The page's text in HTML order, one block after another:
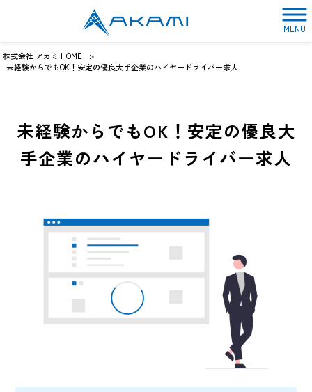
MENU
株式会社 アカミ HOME
>
未経験からでもOK！安定の優良大手企業のハイヤードライバー求人
未経験からでもOK！安定の優良大
手企業のハイヤードライバー求人